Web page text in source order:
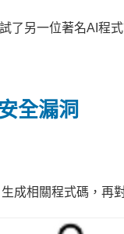
了另一位著名AI程
全漏洞
成相關程式碼，再